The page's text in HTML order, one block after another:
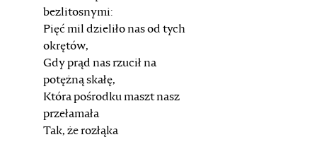
bezlitosnymi:
Pięć mil dzieliło nas od tych
okrętów,
Gdy prąd nas rzucił na
potężną skałę,
Która pośrodku maszt nasz
przełamała
Tak, że rozłąka